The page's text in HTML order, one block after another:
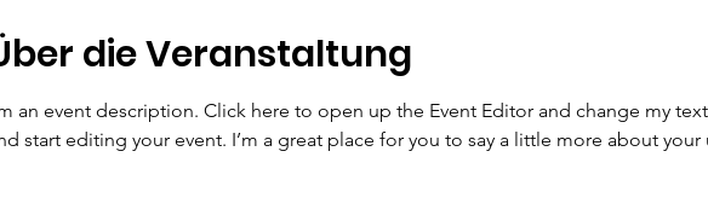
die Veranstaltung
an event description. Click here to open up the Event Editor and change my
start editing your event. I’m a great place for you to say a little more about